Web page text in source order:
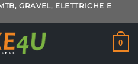
GRAVEL, ELETTRICHE E
0